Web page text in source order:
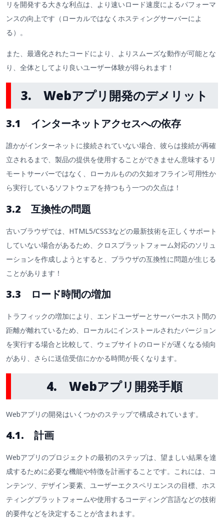
リを開発する大きな利点は、より速いロード速度によるパフォーマ
ンスの向上です（ローカルではなくホスティングサーバーによ
る）。
また、最適化されたコードにより、よりスムーズな動作が可能とな
り、全体としてより良いユーザー体験が得られます！
3. Webアプリ開発のデメリット
3.1 インターネットアクセスへの依存
誰かがインターネットに接続されていない場合、彼らは接続が再確
立されるまで、製品の提供を使用することができません意味するリ
モートサーバーではなく、ローカルものの欠如オフライン可用性か
ら実行しているソフトウェアを持つもう一つの欠点は！
3.2 互換性の問題
古いブラウザでは、HTML5/CSS3などの最新技術を正しくサポート
していない場合があるため、クロスプラットフォーム対応のソリュ
ーションを作成しようとすると、ブラウザの互換性に問題が生じる
ことがあります！
3.3 ロード時間の増加
トラフィックの増加により、エンドユーザーとサーバーホスト間の
距離が離れているため、ローカルにインストールされたバージョン
を実行する場合と比較して、ウェブサイトのロードが遅くなる傾向
があり、さらに送信受信にかかる時間が長くなります。
4. Webアプリ開発手順
Webアプリの開発はいくつかのステップで構成されています。
4.1. 計画
Webアプリのプロジェクトの最初のステップは、望ましい結果を達
成するために必要な機能や特徴を計画することです。これには、コ
ンテンツ、デザイン要素、ユーザーエクスペリエンスの目標、ホス
ティングプラットフォームや使用するコーディング言語などの技術
的要件などを決定することが含まれます。